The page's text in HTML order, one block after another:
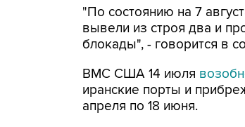
"По состоянию на 7
вывели из строя два и
блокады", - говорится в
ВМС США 14 июля
иранские порты и
апреля по 18 июня.